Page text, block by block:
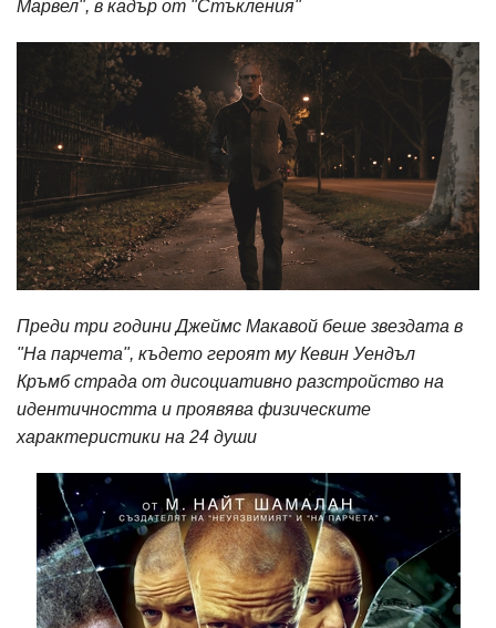
Марвел", в кадър от "Стъкления"
Преди три години Джеймс Макавой беше звездата в
"На парчета", където героят му Кевин Уендъл
Кръмб страда от дисоциативно разстройство на
идентичността и проявява физическите
характеристики на 24 души